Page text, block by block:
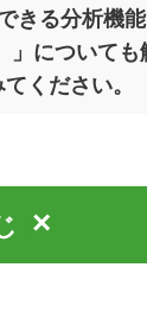
きる分析機
」について
ください。
×